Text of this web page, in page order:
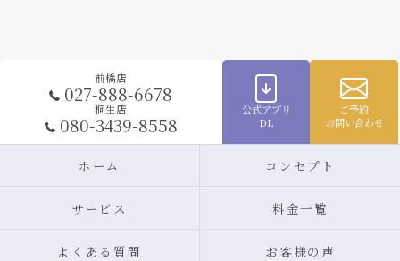
前橋店
027-888-6678
桐生店
080-3439-8558
公式アプリ
DL
ご予約
お問い合わせ
ホーム コンセプト
サービス 料金一覧
よくある質問 お客様の声